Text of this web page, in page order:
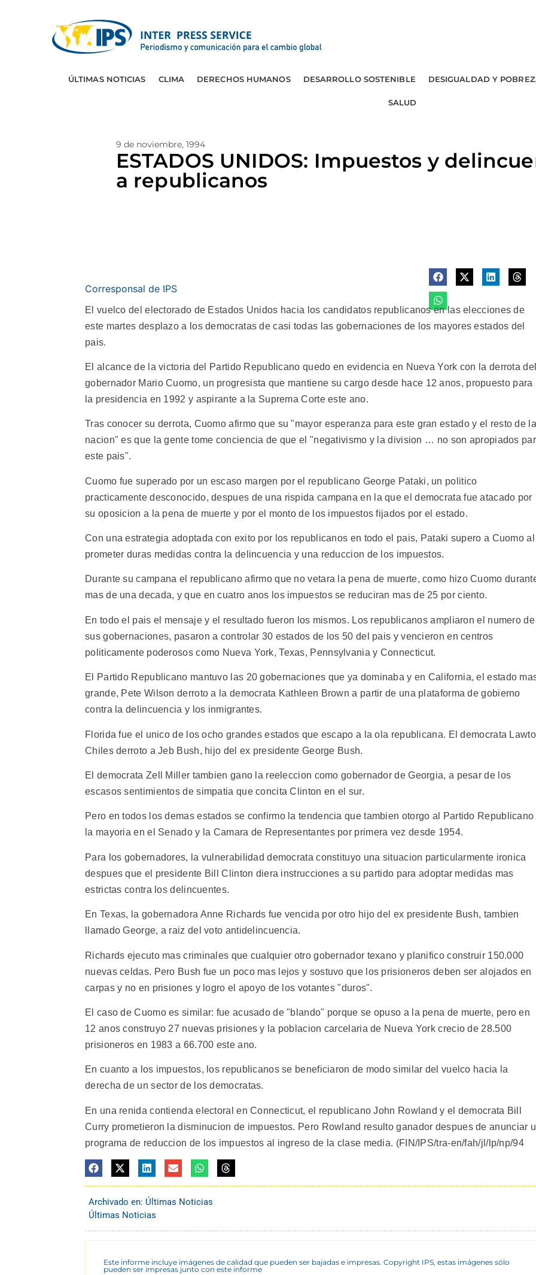
ÚLTIMAS NOTICIAS CLIMA DERECHOS HUMANOS DESARROLLO SOSTENIBLE DESIGUALDAD Y
SALUD
9 de noviembre, 1994
ESTADOS UNIDOS: Impuestos y
a republicanos
Corresponsal de IPS
El vuelco del electorado de Estados Unidos hacia los candidatos republicanos en las elecciones de
este martes desplazo a los democratas de casi todas las gobernaciones de los mayores estados del
pais.
El alcance de la victoria del Partido Republicano quedo en evidencia en Nueva York con la derrota
gobernador Mario Cuomo, un progresista que mantiene su cargo desde hace 12 anos, propuesto para
la presidencia en 1992 y aspirante a la Suprema Corte este ano.
Tras conocer su derrota, Cuomo afirmo que su "mayor esperanza para este gran estado y el resto de la
nacion" es que la gente tome conciencia de que el "negativismo y la division … no son apropiados
este pais".
Cuomo fue superado por un escaso margen por el republicano George Pataki, un politico
practicamente desconocido, despues de una rispida campana en la que el democrata fue atacado por
su oposicion a la pena de muerte y por el monto de los impuestos fijados por el estado.
Con una estrategia adoptada con exito por los republicanos en todo el pais, Pataki supero a Cuomo al
prometer duras medidas contra la delincuencia y una reduccion de los impuestos.
Durante su campana el republicano afirmo que no vetara la pena de muerte, como hizo Cuomo
mas de una decada, y que en cuatro anos los impuestos se reduciran mas de 25 por ciento.
En todo el pais el mensaje y el resultado fueron los mismos. Los republicanos ampliaron el numero de
sus gobernaciones, pasaron a controlar 30 estados de los 50 del pais y vencieron en centros
politicamente poderosos como Nueva York, Texas, Pennsylvania y Connecticut.
El Partido Republicano mantuvo las 20 gobernaciones que ya dominaba y en California, el estado
grande, Pete Wilson derroto a la democrata Kathleen Brown a partir de una plataforma de gobierno
contra la delincuencia y los inmigrantes.
Florida fue el unico de los ocho grandes estados que escapo a la ola republicana. El democrata
Chiles derroto a Jeb Bush, hijo del ex presidente George Bush.
El democrata Zell Miller tambien gano la reeleccion como gobernador de Georgia, a pesar de los
escasos sentimientos de simpatia que concita Clinton en el sur.
Pero en todos los demas estados se confirmo la tendencia que tambien otorgo al Partido Republicano
la mayoria en el Senado y la Camara de Representantes por primera vez desde 1954.
Para los gobernadores, la vulnerabilidad democrata constituyo una situacion particularmente ironica
despues que el presidente Bill Clinton diera instrucciones a su partido para adoptar medidas mas
estrictas contra los delincuentes.
En Texas, la gobernadora Anne Richards fue vencida por otro hijo del ex presidente Bush, tambien
llamado George, a raiz del voto antidelincuencia.
Richards ejecuto mas criminales que cualquier otro gobernador texano y planifico construir 150.000
nuevas celdas. Pero Bush fue un poco mas lejos y sostuvo que los prisioneros deben ser alojados en
carpas y no en prisiones y logro el apoyo de los votantes "duros".
El caso de Cuomo es similar: fue acusado de "blando" porque se opuso a la pena de muerte, pero en
12 anos construyo 27 nuevas prisiones y la poblacion carcelaria de Nueva York crecio de 28.500
prisioneros en 1983 a 66.700 este ano.
En cuanto a los impuestos, los republicanos se beneficiaron de modo similar del vuelco hacia la
derecha de un sector de los democratas.
En una renida contienda electoral en Connecticut, el republicano John Rowland y el democrata Bill
Curry prometieron la disminucion de impuestos. Pero Rowland resulto ganador despues de anunciar
programa de reduccion de los impuestos al ingreso de la clase media. (FIN/IPS/tra-en/fah/jl/lp/np/94
Archivado en: Últimas Noticias
Últimas Noticias
Este informe incluye imágenes de calidad que pueden ser bajadas e impresas. Copyright IPS, estas imágenes sólo
pueden ser impresas junto con este informe